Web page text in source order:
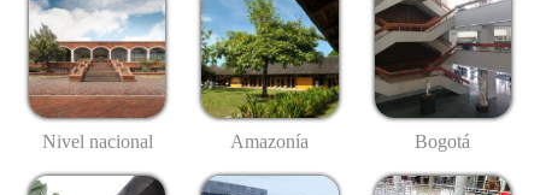
Nivel nacional Amazonía Bogotá